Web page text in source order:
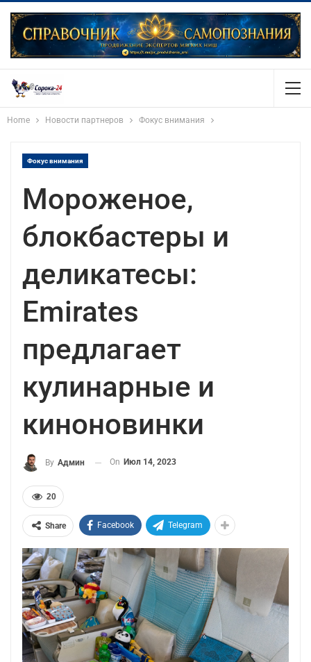
Home Новости партнеров Фокус внимания
Фокус внимания
Мороженое,
блокбастеры и
деликатесы:
Emirates
предлагает
кулинарные и
киноновинки
By Админ On Июл 14, 2023
20
Share Facebook Telegram